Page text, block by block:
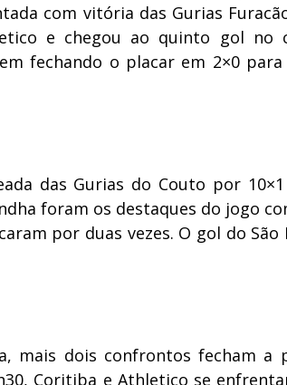
com vitória das Gurias
e chegou ao quinto gol no
fechando o placar em 2×0
das Gurias do Couto por
foram os destaques do jogo
por duas vezes. O gol do
mais dois confrontos fecham a
Coritiba e Athletico se